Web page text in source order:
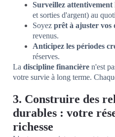
Surveillez
et sorties d'argent) au
Soyez prêt à ajuster vos
revenus.
Anticipez les périodes
réserves.
La discipline financière n'est
votre survie à long terme.
3. Construire des
durables : votre
richesse